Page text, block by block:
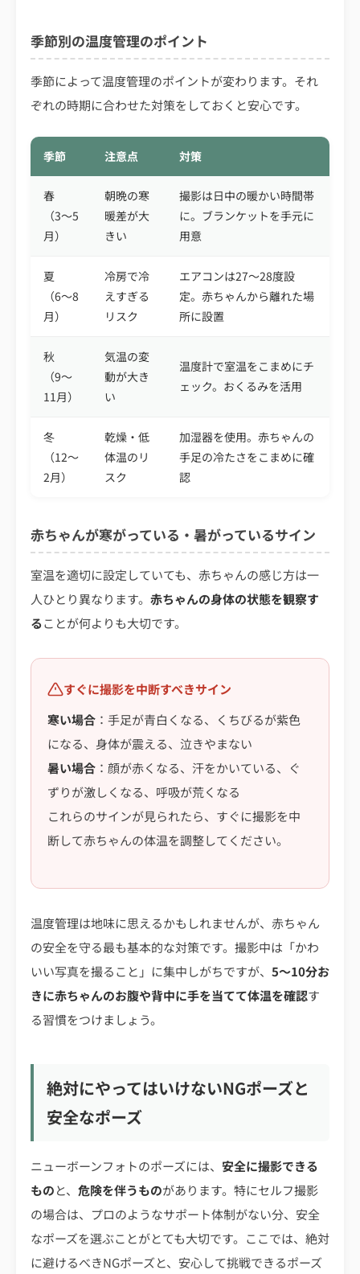
季節別の温度管理のポイント
季節によって温度管理のポイントが変わります。それ
ぞれの時期に合わせた対策をしておくと安心です。
季節 注意点 対策
春
（3〜5
月）
朝晩の寒
暖差が大
きい
撮影は日中の暖かい時間帯
に。ブランケットを手元に
用意
夏
（6〜8
月）
冷房で冷
えすぎる
リスク
エアコンは27〜28度設
定。赤ちゃんから離れた場
所に設置
秋
（9〜
11月）
気温の変
動が大き
い
温度計で室温をこまめにチ
ェック。おくるみを活用
冬
（12〜
2月）
乾燥・低
体温のリ
スク
加湿器を使用。赤ちゃんの
手足の冷たさをこまめに確
認
赤ちゃんが寒がっている・暑がっているサイン
室温を適切に設定していても、赤ちゃんの感じ方は一
人ひとり異なります。 赤ちゃんの身体の状態を観察す
ることが何よりも大切です。
すぐに撮影を中断すべきサイン
寒い場合 ：手足が青白くなる、くちびるが紫色
になる、身体が震える、泣きやまない
暑い場合 ：顔が赤くなる、汗をかいている、ぐ
ずりが激しくなる、呼吸が荒くなる
これらのサインが見られたら、すぐに撮影を中
断して赤ちゃんの体温を調整してください。
温度管理は地味に思えるかもしれませんが、赤ちゃん
の安全を守る最も基本的な対策です。撮影中は「かわ
いい写真を撮ること」に集中しがちですが、 5〜10分お
きに赤ちゃんのお腹や背中に手を当てて体温を確認す
る習慣をつけましょう。
絶対にやってはいけないNGポーズと
安全なポーズ
ニューボーンフォトのポーズには、 安全に撮影できる
ものと、 危険を伴うものがあります。特にセルフ撮影
の場合は、プロのようなサポート体制がない分、安全
なポーズを選ぶことがとても大切です。ここでは、絶対
に避けるべきNGポーズと、安心して挑戦できるポーズ